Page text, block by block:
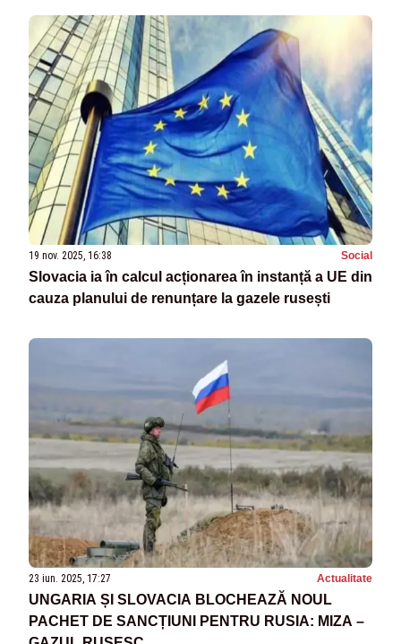
19 nov. 2025, 16:38 Social
Slovacia ia în calcul acționarea în instanță a UE din
cauza planului de renunțare la gazele rusești
23 iun. 2025, 17:27 Actualitate
UNGARIA ȘI SLOVACIA BLOCHEAZĂ NOUL
PACHET DE SANCȚIUNI PENTRU RUSIA: MIZA –